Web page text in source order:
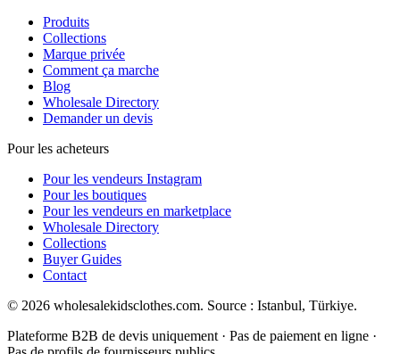
Produits
Collections
Marque privée
Comment ça marche
Blog
Wholesale Directory
Demander un devis
Pour les acheteurs
Pour les vendeurs Instagram
Pour les boutiques
Pour les vendeurs en marketplace
Wholesale Directory
Collections
Buyer Guides
Contact
© 2026 wholesalekidsclothes.com. Source : Istanbul, Türkiye.
Plateforme B2B de devis uniquement · Pas de paiement en ligne ·